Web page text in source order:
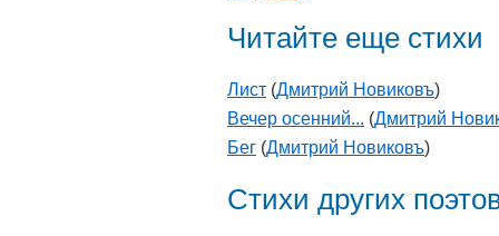
Читайте еще стихи
Лист (Дмитрий Новиковъ)
Вечер осенний... (Дмитрий
Бег (Дмитрий Новиковъ)
Стихи других